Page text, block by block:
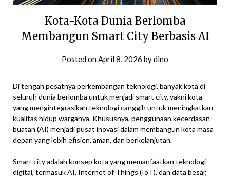
Kota-Kota Dunia Berlomba
Membangun Smart City Berbasis AI
Posted onApril 8, 2026 bydino
Di tengah pesatnya perkembangan teknologi, banyak kota di
seluruh dunia berlomba untuk menjadi smart city, yakni kota
yang mengintegrasikan teknologi canggih untuk meningkatkan
kualitas hidup warganya. Khususnya, penggunaan kecerdasan
buatan (AI) menjadi pusat inovasi dalam membangun kota masa
depan yang lebih efisien, aman, dan berkelanjutan.
Smart city adalah konsep kota yang memanfaatkan teknologi
digital, termasuk AI, Internet of Things (IoT), dan data besar,